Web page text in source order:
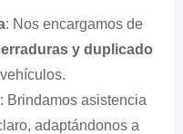
: Nos encargamos de
y duplicado
: Brindamos asistencia
adaptándonos a